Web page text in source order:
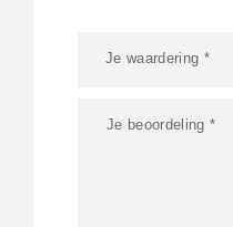
Je waardering *